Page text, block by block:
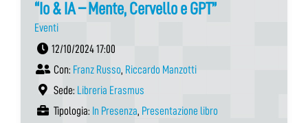
“Io & IA – Mente, Cervello e GPT”
Eventi
12/10/2024 17:00
Con: Franz Russo, Riccardo Manzotti
Sede: Libreria Erasmus
Tipologia: In Presenza, Presentazione libro